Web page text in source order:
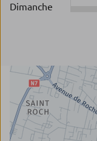
Dimanche